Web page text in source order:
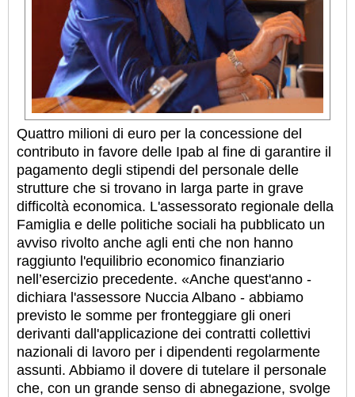
Quattro milioni di euro per la concessione del
contributo in favore delle Ipab al fine di garantire il
pagamento degli stipendi del personale delle
strutture che si trovano in larga parte in grave
difficoltà economica. L'assessorato regionale della
Famiglia e delle politiche sociali ha pubblicato un
avviso rivolto anche agli enti che non hanno
raggiunto l'equilibrio economico finanziario
nell’esercizio precedente. «Anche quest'anno -
dichiara l'assessore Nuccia Albano - abbiamo
previsto le somme per fronteggiare gli oneri
derivanti dall'applicazione dei contratti collettivi
nazionali di lavoro per i dipendenti regolarmente
assunti. Abbiamo il dovere di tutelare il personale
che, con un grande senso di abnegazione, svolge